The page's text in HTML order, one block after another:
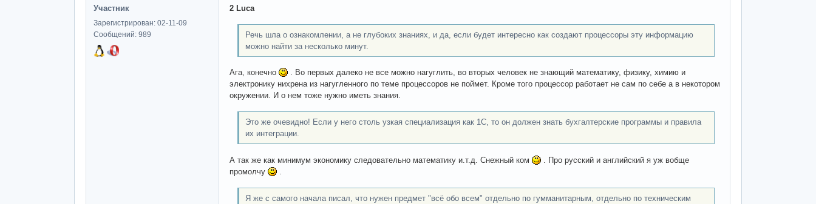
Участник
Зарегистрирован: 02-11-09
Сообщений: 989
2 Luca
Речь шла о ознакомлении, а не глубоких знаниях, и да, если будет интересно как создают процессоры эту информацию
можно найти за несколько минут.
Ага, конечно
. Во первых далеко не все можно нагуглить, во вторых человек не знающий математику, физику, химию и
электронику нихрена из нагугленного по теме процессоров не поймет. Кроме того процессор работает не сам по себе а в некотором
окружении. И о нем тоже нужно иметь знания.
Это же очевидно! Если у него столь узкая специализация как 1С, то он должен знать бухгалтерские программы и правила
их интеграции.
А так же как минимум экономику следовательно математику и.т.д. Снежный ком
. Про русский и английский я уж вобще
промолчу
Я же с самого начала писал, что нужен предмет "всё обо всем" отдельно по гумманитарным, отдельно по техническим